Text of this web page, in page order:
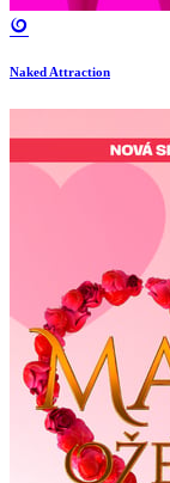
Naked Attraction